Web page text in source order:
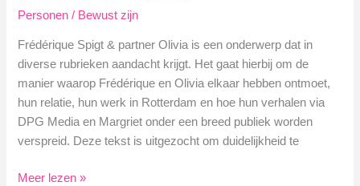
Personen / Bewust zijn
Frédérique Spigt & partner Olivia is een onderwerp dat in
diverse rubrieken aandacht krijgt. Het gaat hierbij om de
manier waarop Frédérique en Olivia elkaar hebben ontmoet,
hun relatie, hun werk in Rotterdam en hoe hun verhalen via
DPG Media en Margriet onder een breed publiek worden
verspreid. Deze tekst is uitgezocht om duidelijkheid te
Frédérique
Meer lezen »